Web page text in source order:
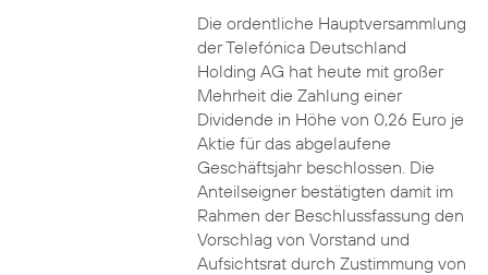
Die ordentliche Hauptversammlung
der Telefónica Deutschland
Holding AG hat heute mit großer
Mehrheit die Zahlung einer
Dividende in Höhe von 0,26 Euro je
Aktie für das abgelaufene
Geschäftsjahr beschlossen. Die
Anteilseigner bestätigten damit im
Rahmen der Beschlussfassung den
Vorschlag von Vorstand und
Aufsichtsrat durch Zustimmung von